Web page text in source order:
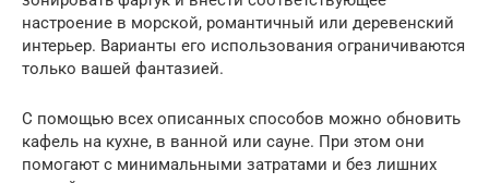
настроение в морской, романтичный или деревенский
интерьер. Варианты его использования ограничиваются
только вашей фантазией.
С помощью всех описанных способов можно обновить
кафель на кухне, в ванной или сауне. При этом они
помогают с минимальными затратами и без лишних